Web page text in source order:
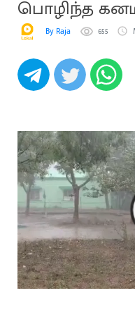
பொழிந்த
By Raja 655